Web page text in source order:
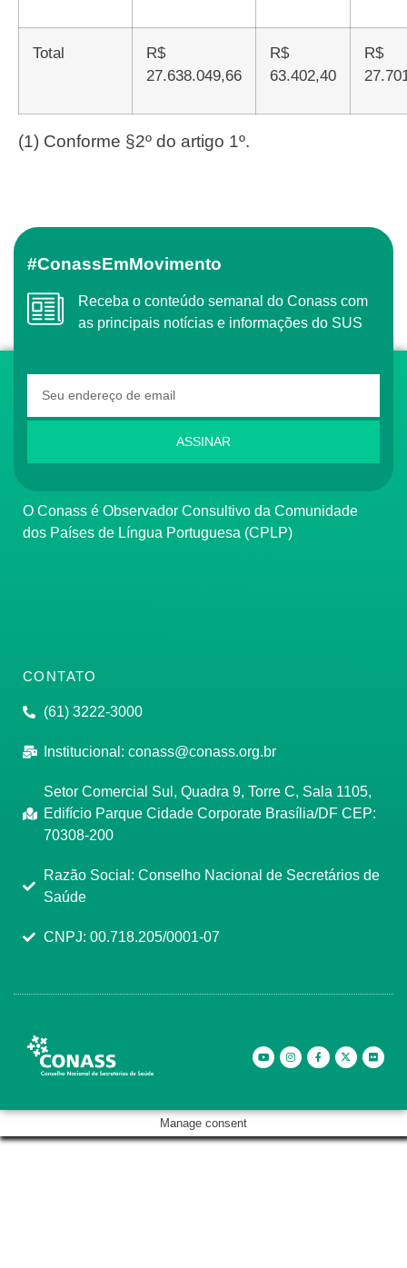
Total
R$
27.638.049,66
R$
63.402,40
R$
(1) Conforme §2º do artigo 1º.
#ConassEmMovimento
Receba o conteúdo semanal do Conass com
as principais notícias e informações do SUS
ASSINAR
O Conass é Observador Consultivo da Comunidade
dos Países de Língua Portuguesa (CPLP)
CONTATO
(61) 3222-3000
Institucional: conass@conass.org.br
Setor Comercial Sul, Quadra 9, Torre C, Sala 1105,
Edifício Parque Cidade Corporate Brasília/DF CEP:
70308-200
Razão Social: Conselho Nacional de Secretários de
Saúde
CNPJ: 00.718.205/0001-07
Manage consent